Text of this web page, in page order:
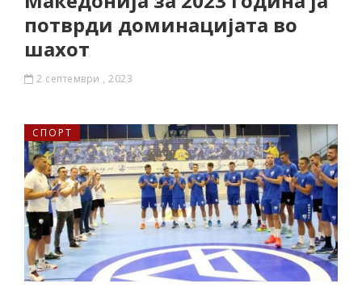
потврди доминацијата во
шахот
2 септември , 2023
СПОРТ